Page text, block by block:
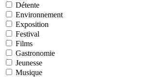
Détente
Environnement
Exposition
Festival
Films
Gastronomie
Jeunesse
Musique